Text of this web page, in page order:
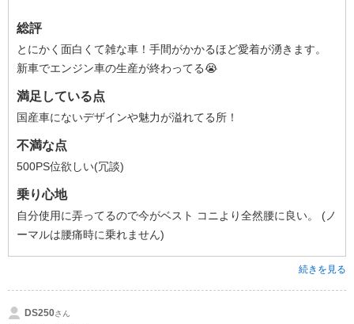
総評
とにかく面白くて雑な車！手間がかかるほど愛着が湧きます。
新車でエンジン車の生産が終わってる😭
満足している点
国産車にないデザインや魅力が溢れてる所！
不満な点
500PS位欲しい(冗談)
乗り心地
自分使用に弄ってるので今がベスト コニより全然腰に良い。 (ノ
ーマルは腰痛時に乗れません)
続きを見る
DS250さん